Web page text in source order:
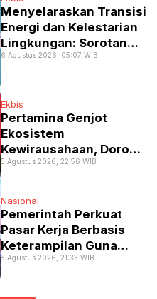
Menyelaraskan Transisi
Energi dan Kelestarian
Lingkungan: Sorotan
Utama APDT 2026 di
6 Agustus 2026, 05:07 WIB
Ekbis
Pertamina Genjot
Ekosistem
Kewirausahaan, Dorong
Mahasiswa Kampus
Ranah Startup
5 Agustus 2026, 22:56 WIB
Nasional
Pemerintah Perkuat
Pasar Kerja Berbasis
Keterampilan Guna
Atasi Kesenjangan
5 Agustus 2026, 21:33 WIB